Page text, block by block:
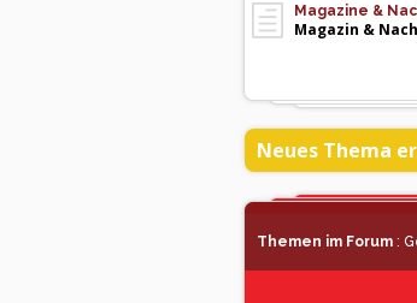
Magazine &
Magazin &
Neues Thema
Themen im Forum :